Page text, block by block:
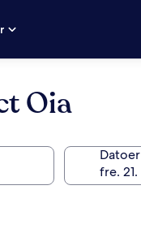
Oia
Datoer